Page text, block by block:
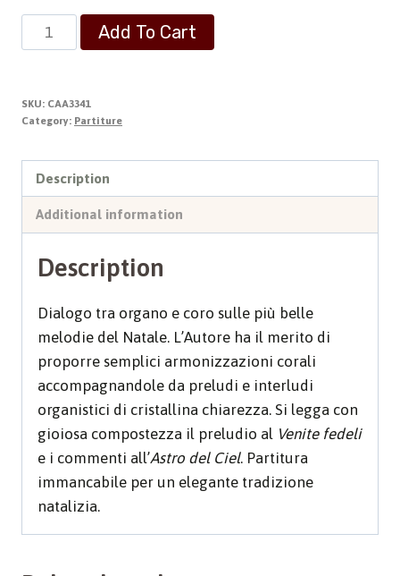
L'Organista
alla
quantity
Add To Cart
SKU: CAA3341
Category: Partiture
Description
Additional information
Description
Dialogo tra organo e coro sulle più belle
melodie del Natale. L’Autore ha il merito di
proporre semplici armonizzazioni corali
accompagnandole da preludi e interludi
organistici di cristallina chiarezza. Si legga con
gioiosa compostezza il preludio al Venite fedeli
e i commenti all’Astro del Ciel. Partitura
immancabile per un elegante tradizione
natalizia.